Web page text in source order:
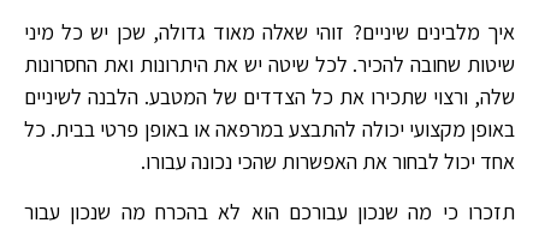
איך מלבינים שיניים? זוהי שאלה מאוד גדולה, שכן יש כל מיני
שיטות שחובה להכיר. לכל שיטה יש את היתרונות ואת החסרונות
שלה, ורצוי שתכירו את כל הצדדים של המטבע. הלבנה לשיניים
באופן מקצועי יכולה להתבצע במרפאה או באופן פרטי בבית. כל
אחד יכול לבחור את האפשרות שהכי נכונה עבורו.
תזכרו כי מה שנכון עבורכם הוא לא בהכרח מה שנכון עבור